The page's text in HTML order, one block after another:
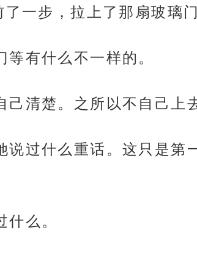
一步，拉上了那扇玻璃门
有什么不一样的。
清楚。之所以不自己上
说过什么重话。这只是第
么。